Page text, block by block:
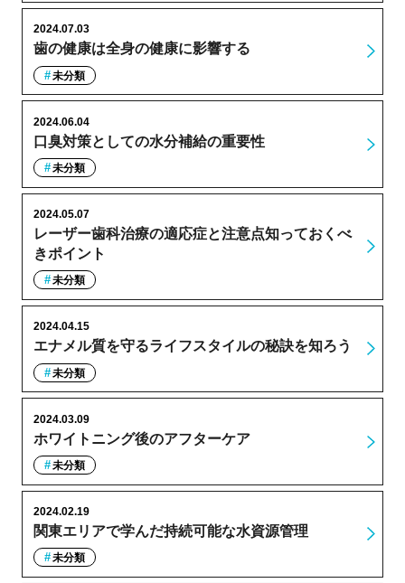
歯の健康は全身の健康に影響する
2024.07.03
未分類
口臭対策としての水分補給の重要性
2024.06.04
未分類
レーザー歯科治療の適応症と注意点知っておくべ
きポイント
2024.05.07
未分類
エナメル質を守るライフスタイルの秘訣を知ろう
2024.04.15
未分類
ホワイトニング後のアフターケア
2024.03.09
未分類
関東エリアで学んだ持続可能な水資源管理
2024.02.19
未分類